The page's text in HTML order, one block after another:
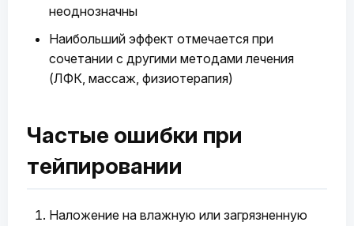
неоднозначны
Наибольший эффект отмечается при
сочетании с другими методами лечения
(ЛФК, массаж, физиотерапия)
Частые ошибки при
тейпировании
Наложение на влажную или загрязненную